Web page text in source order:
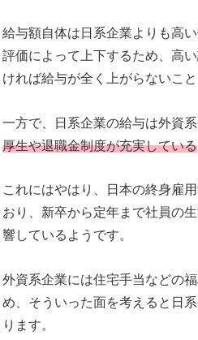
給与額自体は日系企業よりも高
評価によって上下するため、高
ければ給与が全く上がらないこと
一方で、日系企業の給与は外資
厚生や退職金制度が充実している
これにはやはり、日本の終身雇
おり、新卒から定年まで社員の
響しているようです。
外資系企業には住宅手当などの
め、そういった面を考えると日
ります。